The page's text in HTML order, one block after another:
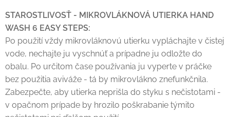
STAROSTLIVOSŤ - MIKROVLÁKNOVÁ UTIERKA HAND
WASH 6 EASY STEPS:
Po použití vždy mikrovláknovú utierku vypláchajte v čistej
vode, nechajte ju vyschnúť a prípadne ju odložte do
obalu. Po určitom čase používania ju vyperte v práčke
bez použitia aviváže - tá by mikrovlákno znefunkčnila.
Zabezpečte, aby utierka neprišla do styku s nečistotami -
v opačnom prípade by hrozilo poškrabanie týmito